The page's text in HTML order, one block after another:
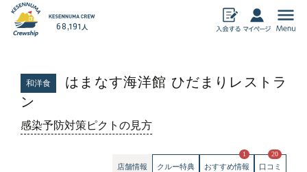
68,191 人
飲食
物産
暮らし・その他
和洋食
はまなす海洋館 ひだまりレストラ
ン
感染予防対策ピクトの見方
店舗情報 クルー特典 おすすめ情報
1
口コミ
20